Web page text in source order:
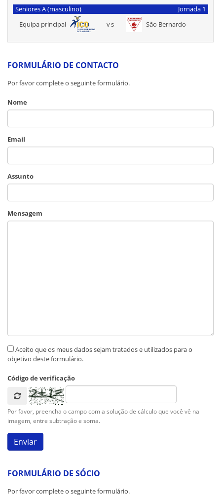
Seniores A (masculino)
Jornada 1
Equipa principal
vs São Bernardo
FORMULÁRIO DE CONTACTO
Por favor complete o seguinte formulário.
Nome
Email
Assunto
Mensagem
Aceito que os meus dados sejam tratados e utilizados para o
objetivo deste formulário.
Código de verificação
Por favor, preencha o campo com a solução de cálculo que você vê na
imagem, entre subtração e soma.
FORMULÁRIO DE SÓCIO
Por favor complete o seguinte formulário.